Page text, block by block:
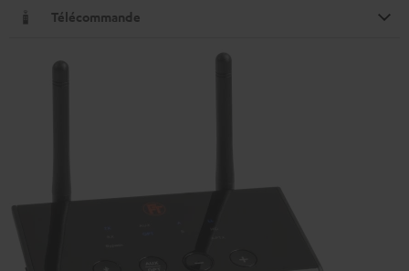
Télécommande